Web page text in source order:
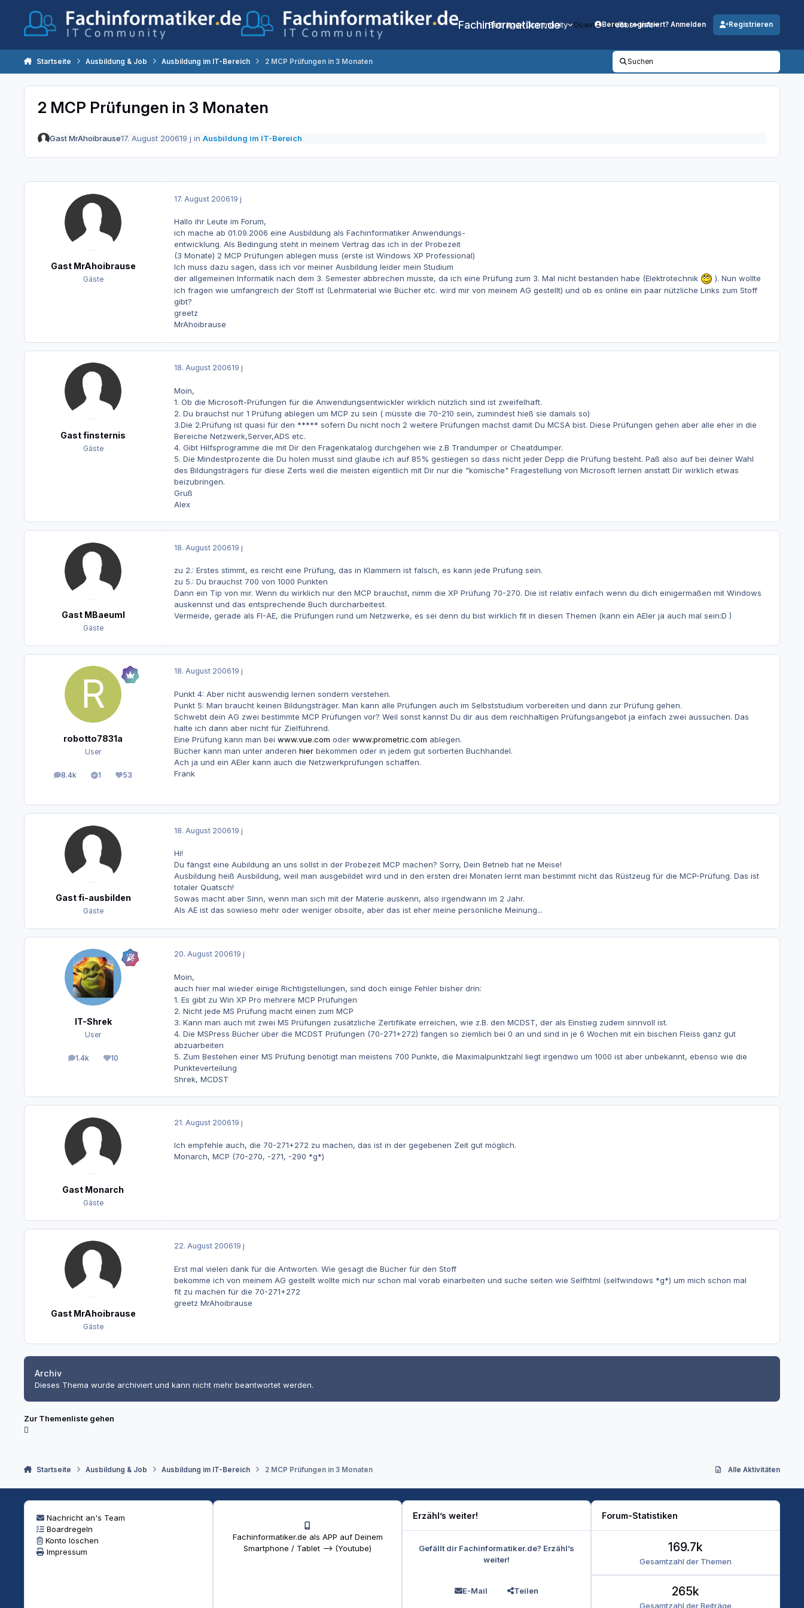
Fachinformatiker.de
Beiträge Community DownloadsJobs Info
Bereits registriert? Anmelden Registrieren
Startseite Ausbildung & Job Ausbildung im IT-Bereich 2 MCP Prüfungen in 3 Monaten Suchen
2 MCP Prüfungen in 3 Monaten
Gast MrAhoibrause17. August 200619 j in Ausbildung im IT-Bereich
Gast MrAhoibrause
Gäste
17. August 200619 j
Hallo ihr Leute im Forum,
ich mache ab 01.09.2006 eine Ausbildung als Fachinformatiker Anwendungs-
entwicklung. Als Bedingung steht in meinem Vertrag das ich in der Probezeit
(3 Monate) 2 MCP Prüfungen ablegen muss (erste ist Windows XP Professional)
Ich muss dazu sagen, dass ich vor meiner Ausbildung leider mein Studium
der allgemeinen Informatik nach dem 3. Semester abbrechen musste, da ich eine Prüfung zum 3. Mal nicht bestanden habe (Elektrotechnik
). Nun wollte
ich fragen wie umfangreich der Stoff ist (Lehrmaterial wie Bücher etc. wird mir von meinem AG gestellt) und ob es online ein paar nützliche Links zum Stoff
gibt?
greetz
MrAhoibrause
Gast finsternis
Gäste
18. August 200619 j
Moin,
1. Ob die Microsoft-Prüfungen für die Anwendungsentwickler wirklich nützlich sind ist zweifelhaft.
2. Du brauchst nur 1 Prüfung ablegen um MCP zu sein ( müsste die 70-210 sein, zumindest hieß sie damals so)
3.Die 2.Prüfung ist quasi für den ***** sofern Du nicht noch 2 weitere Prüfungen machst damit Du MCSA bist. Diese Prüfungen gehen aber alle eher in die
Bereiche Netzwerk,Server,ADS etc.
4. Gibt Hilfsprogramme die mit Dir den Fragenkatalog durchgehen wie z.B Trandumper or Cheatdumper.
5. Die Mindestprozente die Du holen musst sind glaube ich auf 85% gestiegen so dass nicht jeder Depp die Prüfung besteht. Paß also auf bei deiner Wahl
des Bildungsträgers für diese Zerts weil die meisten eigentlich mit Dir nur die "komische" Fragestellung von Microsoft lernen anstatt Dir wirklich etwas
beizubringen.
Gruß
Alex
Gast MBaeuml
Gäste
18. August 200619 j
zu 2.: Erstes stimmt, es reicht eine Prüfung, das in Klammern ist falsch, es kann jede Prüfung sein.
zu 5.: Du brauchst 700 von 1000 Punkten
Dann ein Tip von mir. Wenn du wirklich nur den MCP brauchst, nimm die XP Prüfung 70-270. Die ist relativ einfach wenn du dich einigermaßen mit Windows
auskennst und das entsprechende Buch durcharbeitest.
Vermeide, gerade als FI-AE, die Prüfungen rund um Netzwerke, es sei denn du bist wirklich fit in diesen Themen (kann ein AEler ja auch mal sein:D )
robotto7831a
User
8.4k
Beiträge 1
Lösungen
53
Reputation
18. August 200619 j
Punkt 4: Aber nicht auswendig lernen sondern verstehen.
Punkt 5: Man braucht keinen Bildungsträger. Man kann alle Prüfungen auch im Selbststudium vorbereiten und dann zur Prüfung gehen.
Schwebt dein AG zwei bestimmte MCP Prüfungen vor? Weil sonst kannst Du dir aus dem reichhaltigen Prüfungsangebot ja einfach zwei aussuchen. Das
halte ich dann aber nicht für Zielführend.
Eine Prüfung kann man bei www.vue.com oder www.prometric.com ablegen.
Bücher kann man unter anderen hierbekommen oder in jedem gut sortierten Buchhandel.
Ach ja und ein AEler kann auch die Netzwerkprüfungen schaffen.
Frank
Gast fi-ausbilden
Gäste
18. August 200619 j
Hi!
Du fängst eine Aubildung an uns sollst in der Probezeit MCP machen? Sorry, Dein Betrieb hat ne Meise!
Ausbildung heiß Ausbildung, weil man ausgebildet wird und in den ersten drei Monaten lernt man bestimmt nicht das Rüstzeug für die MCP-Prüfung. Das ist
totaler Quatsch!
Sowas macht aber Sinn, wenn man sich mit der Materie auskenn, also irgendwann im 2 Jahr.
Als AE ist das sowieso mehr oder weniger obsolte, aber das ist eher meine persönliche Meinung...
IT-Shrek
User
1.4k
Beiträge 10
Reputation
20. August 200619 j
Moin,
auch hier mal wieder einige Richtigstellungen, sind doch einige Fehler bisher drin:
1. Es gibt zu Win XP Pro mehrere MCP Prüfungen
2. Nicht jede MS Prüfung macht einen zum MCP
3. Kann man auch mit zwei MS Prüfungen zusätzliche Zertifikate erreichen, wie z.B. den MCDST, der als Einstieg zudem sinnvoll ist.
4. Die MSPress Bücher über die MCDST Prüfungen (70-271+272) fangen so ziemlich bei 0 an und sind in je 6 Wochen mit ein bischen Fleiss ganz gut
abzuarbeiten
5. Zum Bestehen einer MS Prüfung benötigt man meistens 700 Punkte, die Maximalpunktzahl liegt irgendwo um 1000 ist aber unbekannt, ebenso wie die
Punkteverteilung
Shrek, MCDST
Gast Monarch
Gäste
21. August 200619 j
Ich empfehle auch, die 70-271+272 zu machen, das ist in der gegebenen Zeit gut möglich.
Monarch, MCP (70-270, -271, -290 *g*)
Gast MrAhoibrause
Gäste
22. August 200619 j
Erst mal vielen dank für die Antworten. Wie gesagt die Bücher für den Stoff
bekomme ich von meinem AG gestellt wollte mich nur schon mal vorab einarbeiten und suche seiten wie Selfhtml (selfwindows *g*) um mich schon mal
fit zu machen für die 70-271+272
greetz MrAhoibrause
Archiv
Dieses Thema wurde archiviert und kann nicht mehr beantwortet werden.
Zur Themenliste gehen
Startseite Ausbildung & Job Ausbildung im IT-Bereich 2 MCP Prüfungen in 3 Monaten Alle Aktivitäten
Nachricht an's Team
Boardregeln
Konto löschen
Impressum
Fachinformatiker.de als APP auf Deinem
Smartphone / Tablet --> (Youtube)
Erzähl’s weiter!
Gefällt dir Fachinformatiker.de? Erzähl’s
weiter!
E-Mail Teilen
Forum-Statistiken
Gesamtzahl der Themen
169.7k
Gesamtzahl der Beiträge
265k